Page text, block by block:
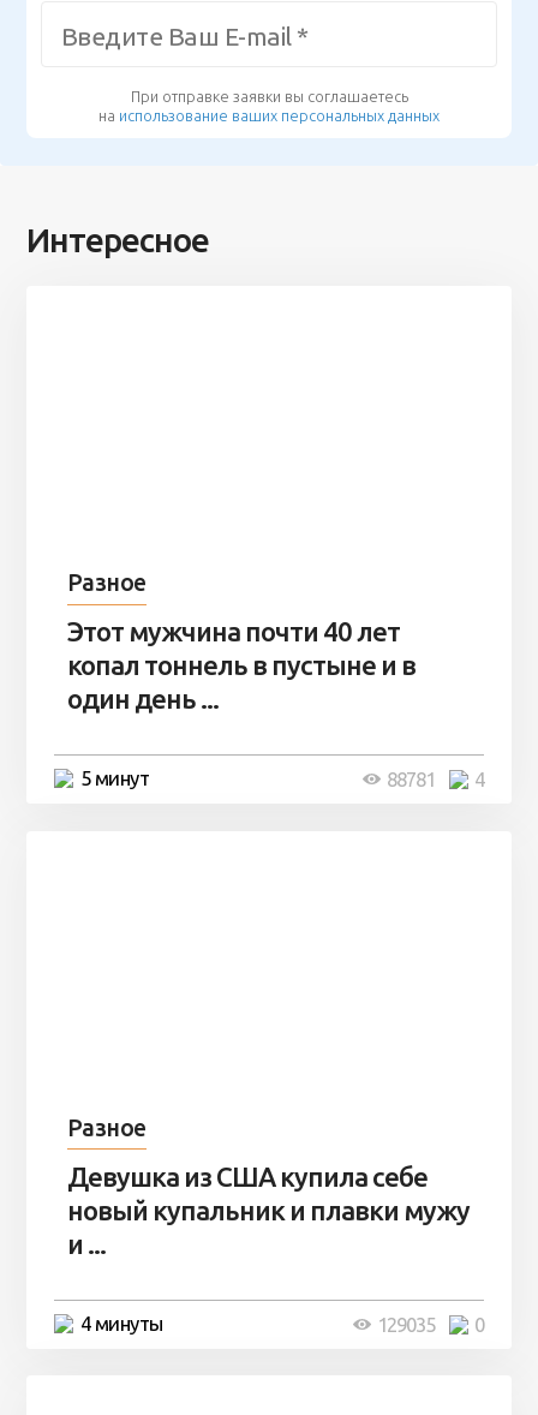
При отправке заявки вы соглашаетесь
на использование ваших персональных данных
Интересное
Разное
Этот мужчина почти 40 лет
копал тоннель в пустыне и в
один день ...
5 минут 4
88781
Разное
Девушка из США купила себе
новый купальник и плавки мужу
и ...
4 минуты 0
129035